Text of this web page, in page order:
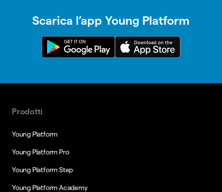
Scarica l’app Young Platform
Prodotti
Young Platform
Young Platform Pro
Young Platform Step
Young Platform Academy